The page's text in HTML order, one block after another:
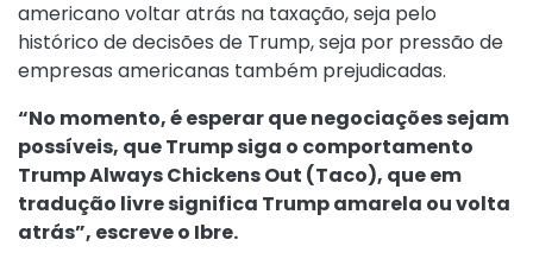
americano voltar atrás na taxação, seja pelo
histórico de decisões de Trump, seja por pressão de
empresas americanas também prejudicadas.
“No momento, é esperar que negociações sejam
possíveis, que Trump siga o comportamento
Trump Always Chickens Out (Taco), que em
tradução livre significa Trump amarela ou volta
atrás”, escreve o Ibre.